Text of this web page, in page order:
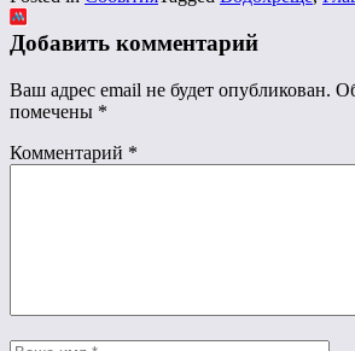
Добавить комментарий
Ваш адрес email не будет опубликован.
помечены *
Комментарий *